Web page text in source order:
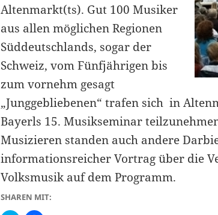
Altenmarkt(ts). Gut 100 Musiker
aus allen möglichen Regionen
Süddeutschlands, sogar der
Schweiz, vom Fünfjährigen bis
zum vornehm gesagt
„Junggebliebenen“ trafen sich in
Bayerls 15. Musikseminar
Musizieren standen auch andere
informationsreicher Vortrag über die
Volksmusik auf dem Programm.
SHAREN MIT: